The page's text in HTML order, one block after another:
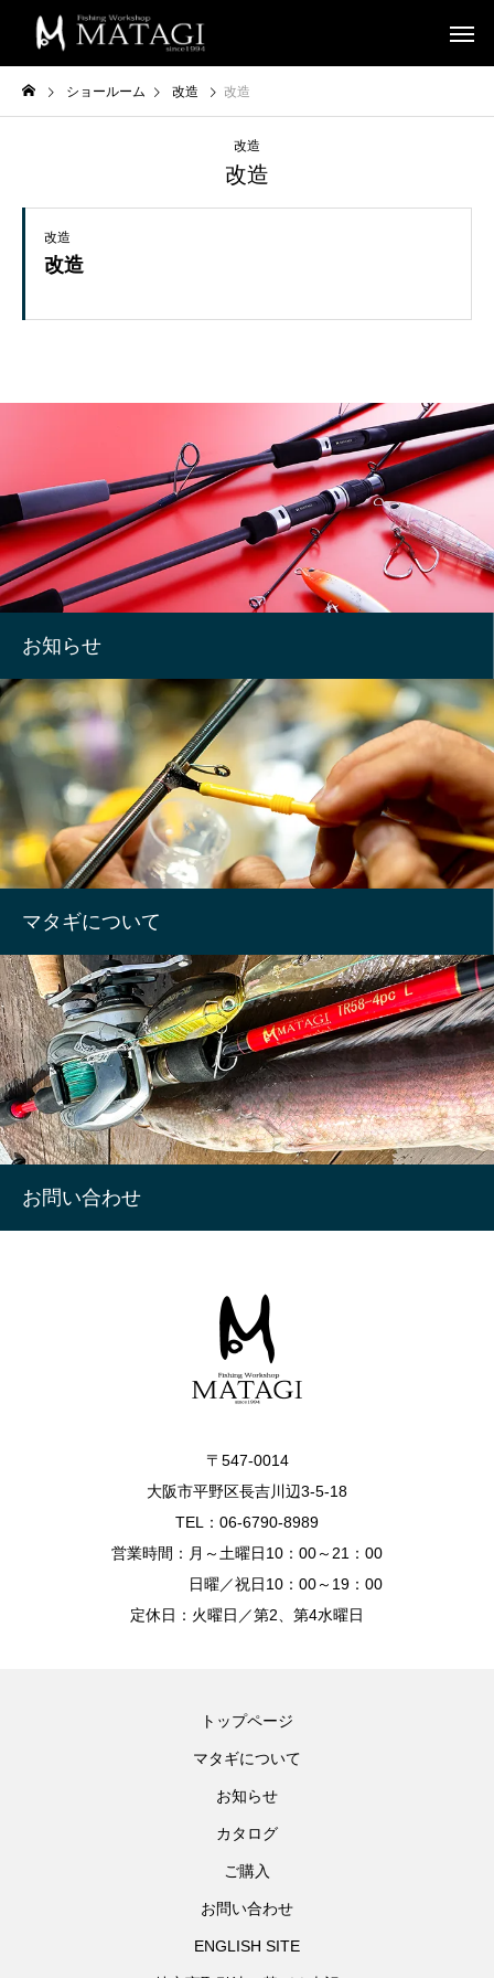
ショールーム 改造 改造
改造
改造
改造
改造
お知らせ
マタギについて
お問い合わせ
〒547-0014
大阪市平野区長吉川辺3-5-18
TEL：06-6790-8989
営業時間：月～土曜日10：00～21：00
日曜／祝日10：00～19：00
定休日：火曜日／第2、第4水曜日
トップページ
マタギについて
お知らせ
カタログ
ご購入
お問い合わせ
ENGLISH SITE